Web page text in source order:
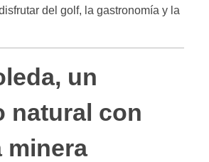
del golf, la gastronomía y la
un
natural con
minera